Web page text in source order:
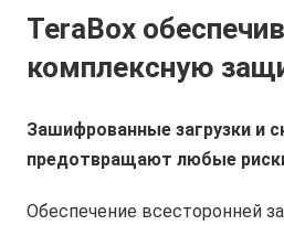
TeraBox
комплексную
Зашифрованные загрузки и
предотвращают любые
Обеспечение всесторонней